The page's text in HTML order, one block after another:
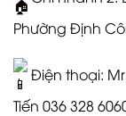
Phường Định
Điện thoại:
Tiến 036 328